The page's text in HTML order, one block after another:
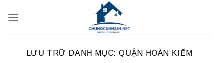
qua
LƯU TRỮ DANH MỤC:QUẬN HOÀN KIẾM